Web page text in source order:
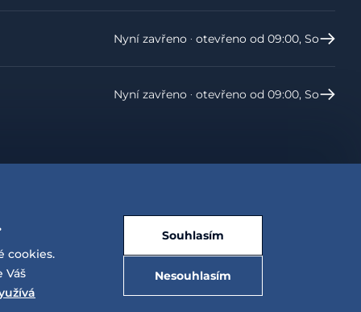
Nyní zavřeno ‧ otevřeno od 09:00, So
Nyní zavřeno ‧ otevřeno od 09:00, So
cookies.
Váš
Nesouhlasím
Souhlasím